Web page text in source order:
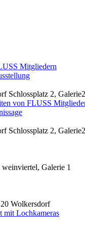
Mitgliedern
Schlossplatz 2, Galerie2
von FLUSS
Schlossplatz 2, Galerie2
Galerie 1
Wolkersdorf
mit Lochkameras